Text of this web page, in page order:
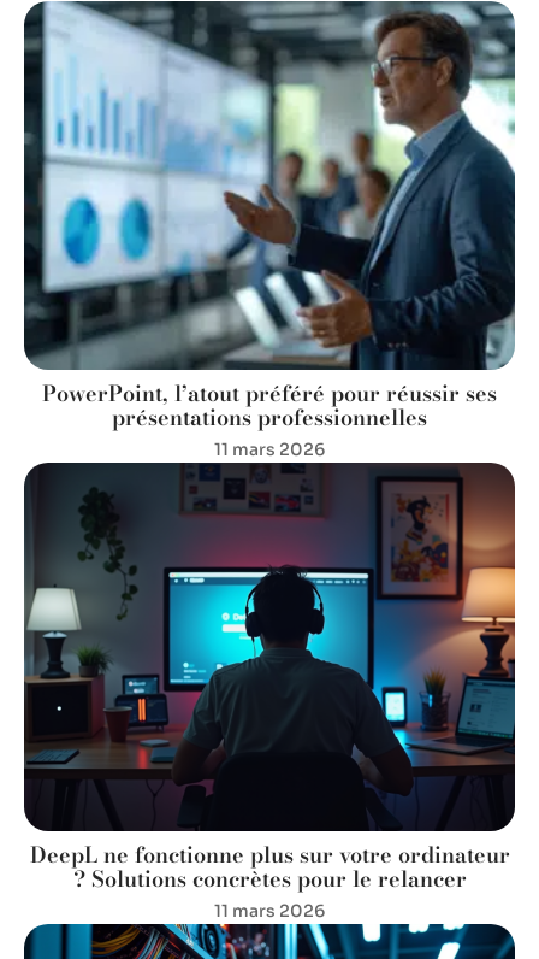
PowerPoint, l’atout préféré pour réussir ses
présentations professionnelles
11 mars 2026
DeepL ne fonctionne plus sur votre ordinateur
? Solutions concrètes pour le relancer
11 mars 2026